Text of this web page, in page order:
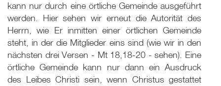
kann nur durch eine örtliche Gemeinde ausgeführt
werden. Hier sehen wir erneut die Autorität des
Herrn, wie Er inmitten einer örtlichen Gemeinde
steht, in der die Mitglieder eins sind (wie wir in den
nächsten drei Versen - Mt 18 ,18-20 - sehen). Eine
örtliche Gemeinde kann nur dann ein Ausdruck
des Leibes Christi sein, wenn Christus gestattet